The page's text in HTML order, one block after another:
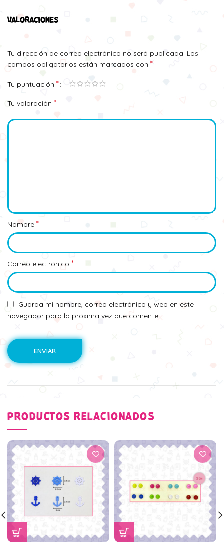
VALORACIONES
Tu dirección de correo electrónico no será publicada. Los
campos obligatorios están marcados con *
Tu puntuación *
Tu valoración *
Nombre *
Correo electrónico *
Guarda mi nombre, correo electrónico y web en este
navegador para la próxima vez que comente.
PRODUCTOS RELACIONADOS